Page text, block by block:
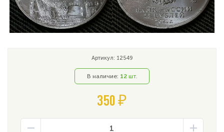
Артикул: 12549
В наличие: 12 шт.
350 ₽